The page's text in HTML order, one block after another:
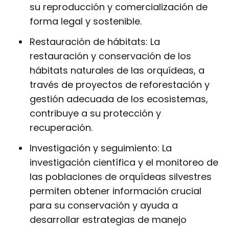
su reproducción y comercialización de
forma legal y sostenible.
Restauración de hábitats: La
restauración y conservación de los
hábitats naturales de las orquídeas, a
través de proyectos de reforestación y
gestión adecuada de los ecosistemas,
contribuye a su protección y
recuperación.
Investigación y seguimiento: La
investigación científica y el monitoreo de
las poblaciones de orquídeas silvestres
permiten obtener información crucial
para su conservación y ayuda a
desarrollar estrategias de manejo